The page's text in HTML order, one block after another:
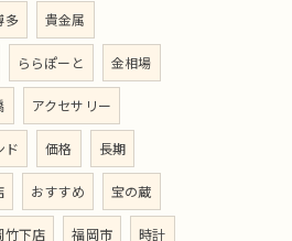
多 貴金属
ららぽーと 金相場
アクセサリー
ド 価格 長期
おすすめ 宝の蔵
竹下店 福岡市 時計